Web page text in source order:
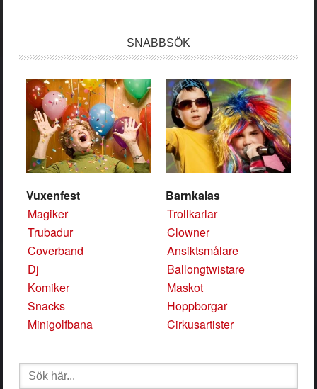
SNABBSÖK
Vuxenfest
Magiker
Trubadur
Coverband
Dj
Komiker
Snacks
Minigolfbana
Barnkalas
Trollkarlar
Clowner
Ansiktsmålare
Ballongtwistare
Maskot
Hoppborgar
Cirkusartister
Sök
efter: